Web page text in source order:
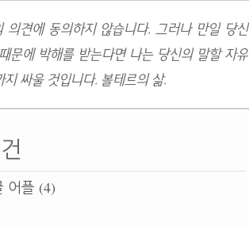
의견에 동의하지 않습니다. 그러나 만일 당신
문에 박해를 받는다면 나는 당신의 말할 자유
지 싸울 것입니다. 볼테르의 삶.
어플 (4)